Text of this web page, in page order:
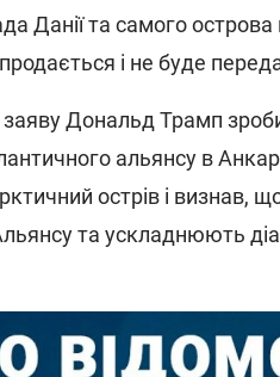
Данії та самого
і не буде
Дональд Трамп
альянсу в
острів і визнав,
та ускладнюють